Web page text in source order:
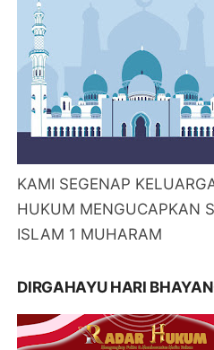
KAMI SEGENAP
HUKUM MENGUCAPKAN
ISLAM 1 MUHARAM
DIRGAHAYU HARI